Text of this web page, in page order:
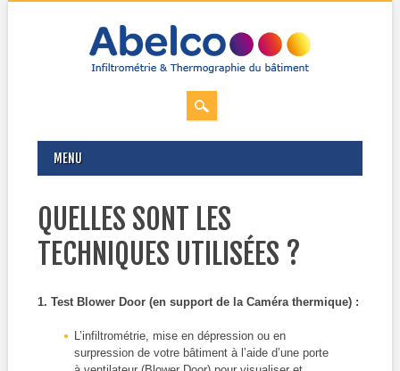
MAIN MENU
MENU
QUELLES SONT LES
TECHNIQUES UTILISÉES ?
1. Test Blower Door (en support de la Caméra thermique) :
L’infiltrométrie, mise en dépression ou en
surpression de votre bâtiment à l’aide d’une porte